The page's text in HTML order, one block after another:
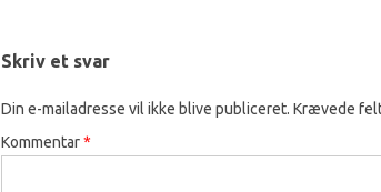
Skriv et svar
Din e-mailadresse vil ikke blive publiceret. Krævede
Kommentar*